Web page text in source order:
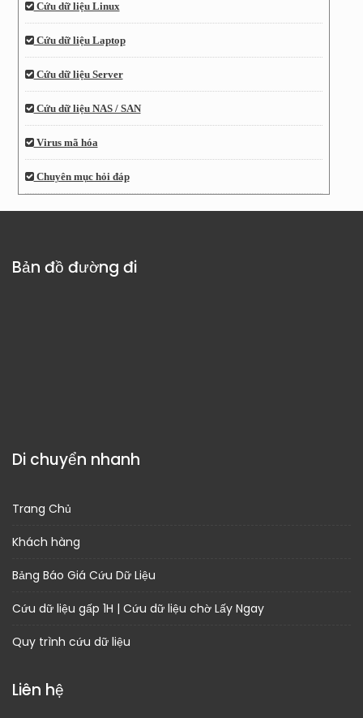
Cứu dữ liệu Linux
Cứu dữ liệu Laptop
Cứu dữ liệu Server
Cứu dữ liệu NAS / SAN
Virus mã hóa
Chuyên mục hỏi đáp
Bản đồ đường đi
Di chuyển nhanh
Trang Chủ
Khách hàng
Bảng Báo Giá Cứu Dữ Liệu
Cứu dữ liệu gấp 1H | Cứu dữ liệu chờ Lấy Ngay
Quy trình cứu dữ liệu
Liên hệ